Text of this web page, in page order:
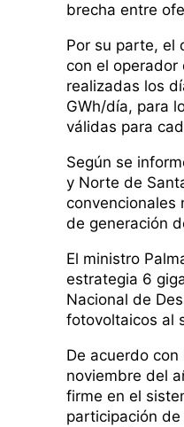
brecha entre
Por su parte, el
con el operador
realizadas los
GWh/día, para
válidas para
Según se
y Norte de
convencionales
de generación
El ministro
estrategia 6
Nacional de
fotovoltaicos al
De acuerdo
noviembre del
firme en el
participación